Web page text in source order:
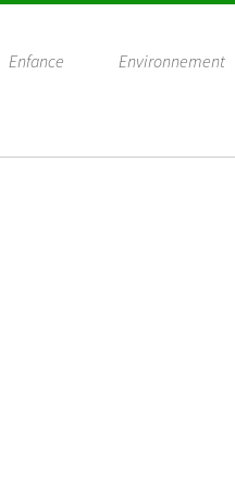
Enfance Environnement